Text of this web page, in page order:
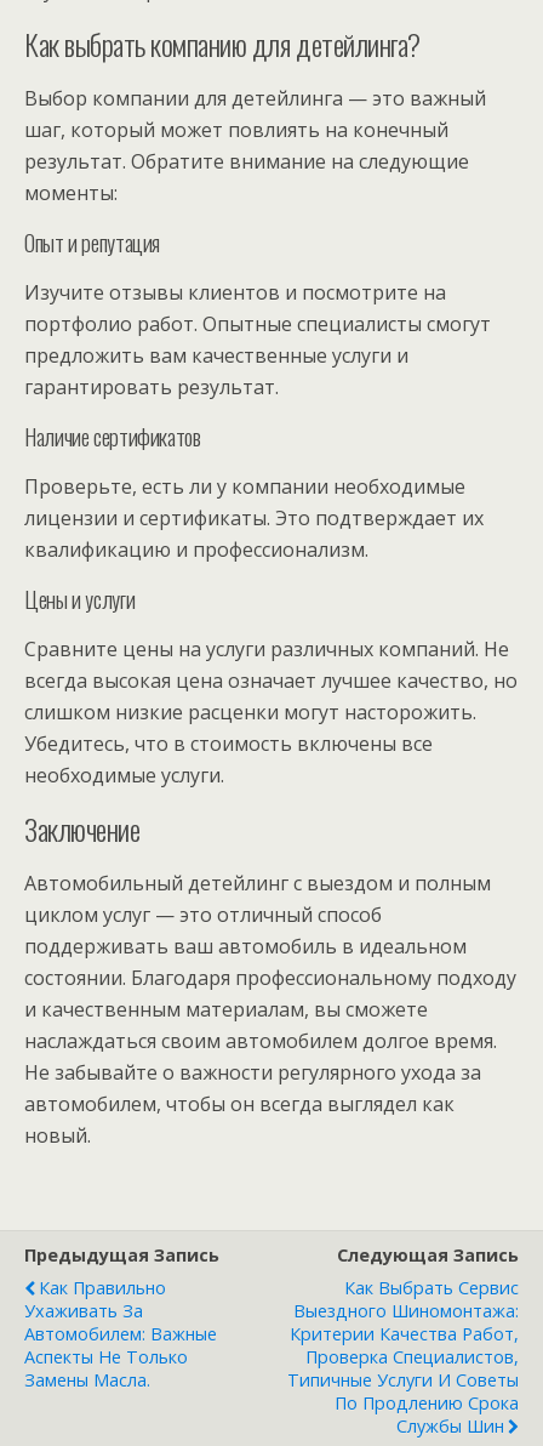
Как выбрать компанию для детейлинга?
Выбор компании для детейлинга — это важный
шаг, который может повлиять на конечный
результат. Обратите внимание на следующие
моменты:
Опыт и репутация
Изучите отзывы клиентов и посмотрите на
портфолио работ. Опытные специалисты смогут
предложить вам качественные услуги и
гарантировать результат.
Наличие сертификатов
Проверьте, есть ли у компании необходимые
лицензии и сертификаты. Это подтверждает их
квалификацию и профессионализм.
Цены и услуги
Сравните цены на услуги различных компаний. Не
всегда высокая цена означает лучшее качество, но
слишком низкие расценки могут насторожить.
Убедитесь, что в стоимость включены все
необходимые услуги.
Заключение
Автомобильный детейлинг с выездом и полным
циклом услуг — это отличный способ
поддерживать ваш автомобиль в идеальном
состоянии. Благодаря профессиональному подходу
и качественным материалам, вы сможете
наслаждаться своим автомобилем долгое время.
Не забывайте о важности регулярного ухода за
автомобилем, чтобы он всегда выглядел как
новый.
Предыдущая Запись
Как Правильно
Ухаживать За
Автомобилем: Важные
Аспекты Не Только
Замены Масла.
Следующая Запись
Как Выбрать Сервис
Выездного Шиномонтажа:
Критерии Качества Работ,
Проверка Специалистов,
Типичные Услуги И Советы
По Продлению Срока
Службы Шин